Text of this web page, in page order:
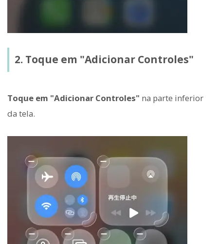
2. Toque em "Adicionar Controles"
Toque em "Adicionar Controles" na parte inferior
da tela.